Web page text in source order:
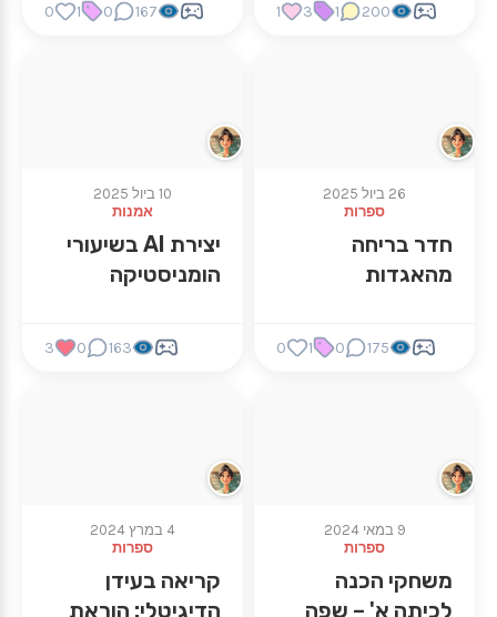
200
1
3
1
167
0
1
0
26 ביול 2025
ספרות
חדר בריחה
מהאגדות
175
0
1
0
10 ביול 2025
אמנות
יצירת AI בשיעורי
הומניסטיקה
163
0
3
9 במאי 2024
ספרות
משחקי הכנה
לכיתה א' – שפה
4 במרץ 2024
ספרות
קריאה בעידן
הדיגיטלי: הוראת